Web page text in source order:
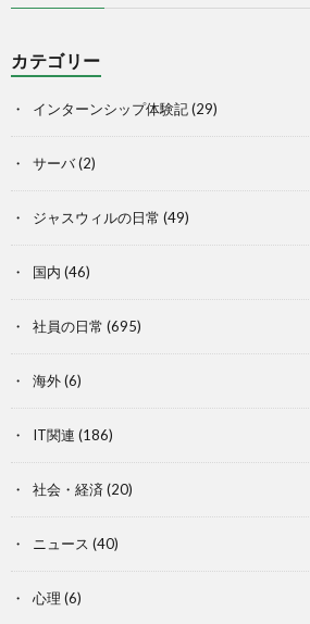
カテゴリー
インターンシップ体験記(29)
サーバ(2)
ジャスウィルの日常 (49)
国内 (46)
社員の日常 (695)
海外(6)
IT関連 (186)
社会・経済 (20)
ニュース (40)
心理 (6)